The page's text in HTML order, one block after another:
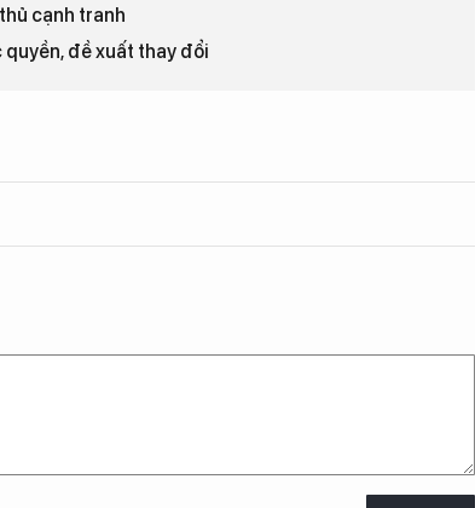
cạnh tranh
quyền, đề xuất thay đổi